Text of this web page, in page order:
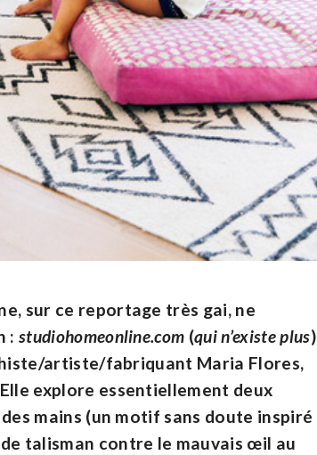
sur ce reportage très gai, ne
:studiohomeonline.com (qui n’existe plus)
artiste/fabriquant Maria Flores,
Elle explore essentiellement deux
mains (un motif sans doute inspiré
talisman contre le mauvais œil au